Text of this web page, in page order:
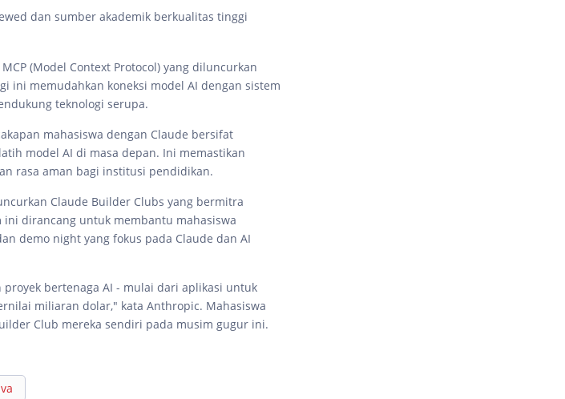
dan sumber akademik berkualitas tinggi
(Model Context Protocol) yang diluncurkan
ini memudahkan koneksi model AI dengan sistem
teknologi serupa.
mahasiswa dengan Claude bersifat
model AI di masa depan. Ini memastikan
rasa aman bagi institusi pendidikan.
Claude Builder Clubs yang bermitra
dirancang untuk membantu mahasiswa
demo night yang fokus pada Claude dan AI
bertenaga AI - mulai dari aplikasi untuk
miliaran dolar," kata Anthropic. Mahasiswa
Club mereka sendiri pada musim gugur ini.